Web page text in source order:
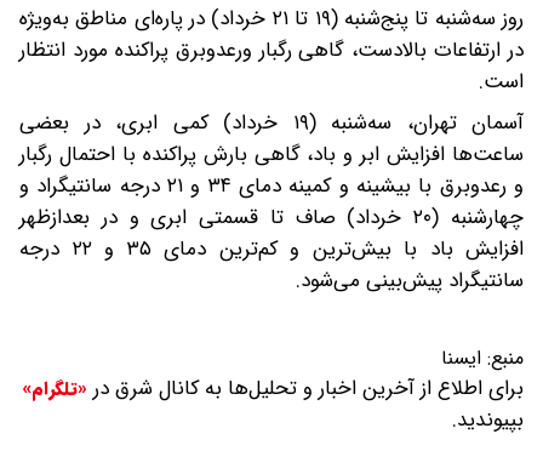
روز سه‌شنبه تا پنج‌شنبه (۱۹ تا ۲۱ خرداد) در پاره‌ای مناطق به‌ویژه
در ارتفاعات بالادست، گاهی رگبار ورعدوبرق پراکنده مورد انتظار
است.
آسمان تهران، سه‌شنبه (۱۹ خرداد) کمی ابری، در بعضی
ساعت‌ها افزایش ابر و باد، گاهی بارش پراکنده با احتمال رگبار
و رعدوبرق با بیشینه و کمینه دمای ۳۴ و ۲۱ درجه سانتیگراد و
چهارشنبه (۲۰ خرداد) صاف تا قسمتی ابری و در بعدازظهر
افزایش باد با بیش‌ترین و کم‌ترین دمای ۳۵ و ۲۲ درجه
سانتیگراد پیش‌بینی می‌شود.
منبع: ایسنا
برای اطلاع از آخرین اخبار و تحلیل‌ها به کانال شرق در «تلگرام»
بپیوندید.